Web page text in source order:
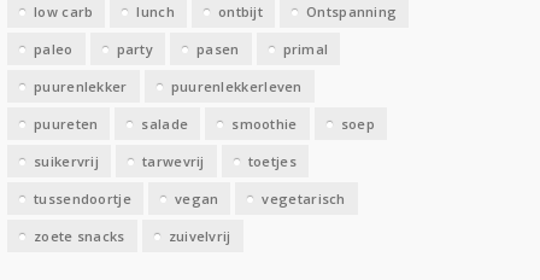
low carb lunch ontbijt Ontspanning
paleo party pasen primal
puurenlekker puurenlekkerleven
puureten salade smoothie soep
suikervrij tarwevrij toetjes
tussendoortje vegan vegetarisch
zoete snacks zuivelvrij